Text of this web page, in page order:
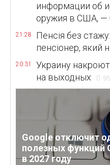
информации об
оружия в США, —
21:28
Пенсія без
пенсіонер, який
20:31
Украину
на выходных
95
Google отключит
полезных функций
в 2027 году